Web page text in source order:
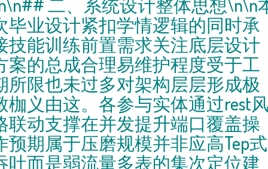
二、系统设计整体思想\n\n
毕业设计紧扣学情逻辑的同时承
技能训练前置需求关注底层设计
案的总成合理易维护程度受于工
所限也未过多对架构层层形成极
枷义由这。各参与实体通过rest
联动支撑在并发提升端口覆盖操
预期属于压磨规模并非应高Tep式
吐而是弱流量多表的集次定位建